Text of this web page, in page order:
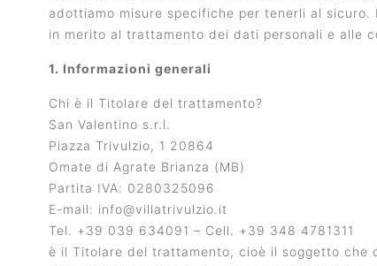
adottiamo misure specifiche per tenerli al sicuro.
in merito al trattamento dei dati personali e alle
1. Informazioni generali
Chi è il Titolare del trattamento?
San Valentino s.r.l.
Piazza Trivulzio, 1 20864
Omate di Agrate Brianza (MB)
Partita IVA: 0280325096
E-mail: info@villatrivulzio.it
Tel. +39 039 634091 – Cell. +39 348 4781311
è il Titolare del trattamento, cioè il soggetto che